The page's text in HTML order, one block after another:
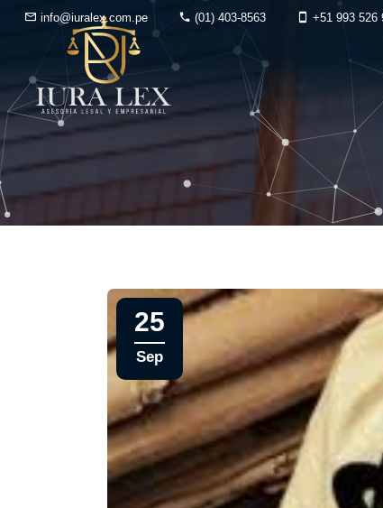
info@iuralex.com.pe (01) 403-8563 +51 993 526
25
Sep